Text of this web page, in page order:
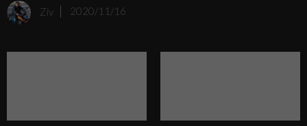
現場更是直接展出在線上車展中現身的重要新車型，其中就
包含最受矚目的靈獸車系新車KRN BT，究竟這台概念西車實
Ziv 2020/11/16